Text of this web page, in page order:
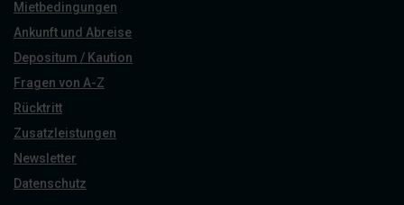
Mietbedingungen
Ankunft und Abreise
Depositum / Kaution
Fragen von A-Z
Rücktritt
Zusatzleistungen
Newsletter
Datenschutz